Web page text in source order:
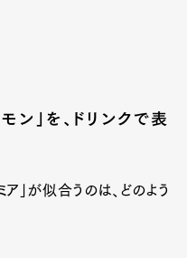
ン」を、ドリンクで表
」が似合うのは、どのよう